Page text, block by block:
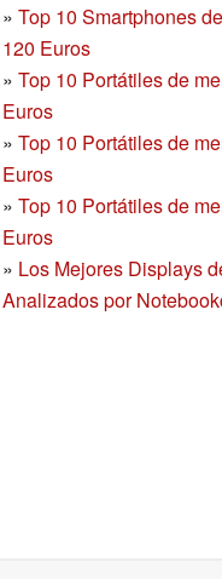
» Top 10 Smartphones
120 Euros
» Top 10 Portátiles de
Euros
» Top 10 Portátiles de
Euros
» Top 10 Portátiles de
Euros
» Los Mejores Displays
Analizados por